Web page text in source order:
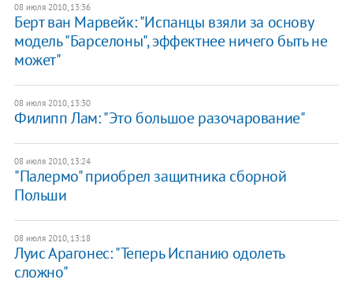
08 июля 2010, 13:36
Берт ван Марвейк: "Испанцы взяли за основу
модель "Барселоны", эффектнее ничего быть не
может"
08 июля 2010, 13:30
Филипп Лам: "Это большое разочарование"
08 июля 2010, 13:24
"Палермо" приобрел защитника сборной
Польши
08 июля 2010, 13:18
Луис Арагонес: "Теперь Испанию одолеть
сложно"